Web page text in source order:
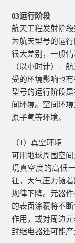
03运行阶段
航天工程发射阶
为航天型号的运
很大差别，一般
（以小时计），
受的环境影响也
型号的运行阶段
间环境。空间环
原子氧等环境。
（1）真空环境
可用地球周围空
境真空度的高低
征，大气压力随
规律下降。元器
的表面涂覆将不
作用，或对周边
封继电器还可能产